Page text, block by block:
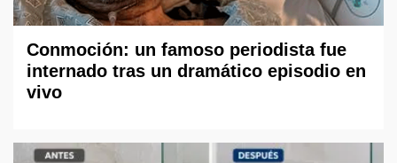
Conmoción: un famoso periodista fue
internado tras un dramático episodio en
vivo